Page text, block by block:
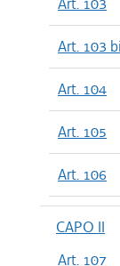
Art. 103
Art. 104
Art. 105
Art. 106
CAPO II
Art. 107